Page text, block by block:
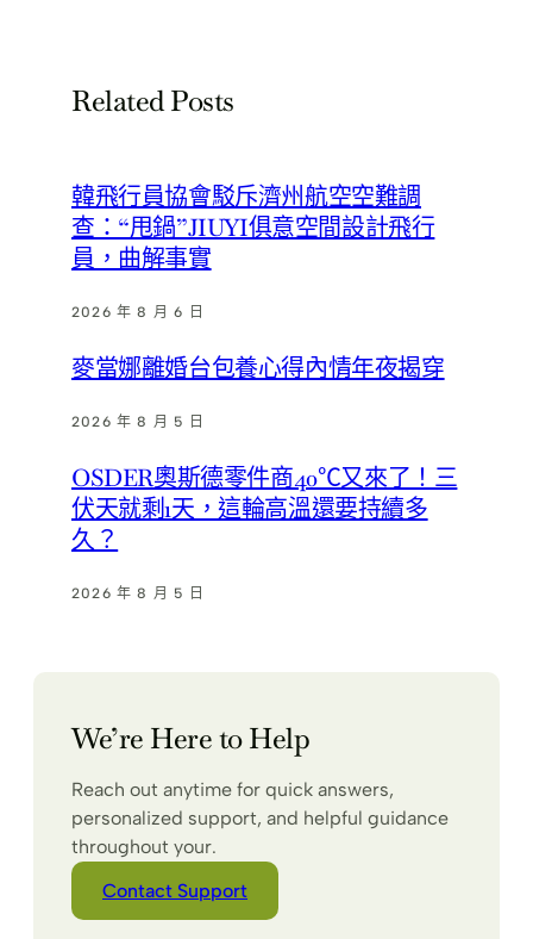
Related Posts
韓飛行員協會駁斥濟州航空空難調
查：“甩鍋”JIUYI俱意空間設計飛行
員，曲解事實
2026 年 8 月 6 日
麥當娜離婚台包養心得內情年夜揭穿
2026 年 8 月 5 日
OSDER奧斯德零件商40℃又來了！三
伏天就剩1天，這輪高溫還要持續多
久？
2026 年 8 月 5 日
We’re Here to Help
Reach out anytime for quick answers,
personalized support, and helpful guidance
throughout your.
Contact Support